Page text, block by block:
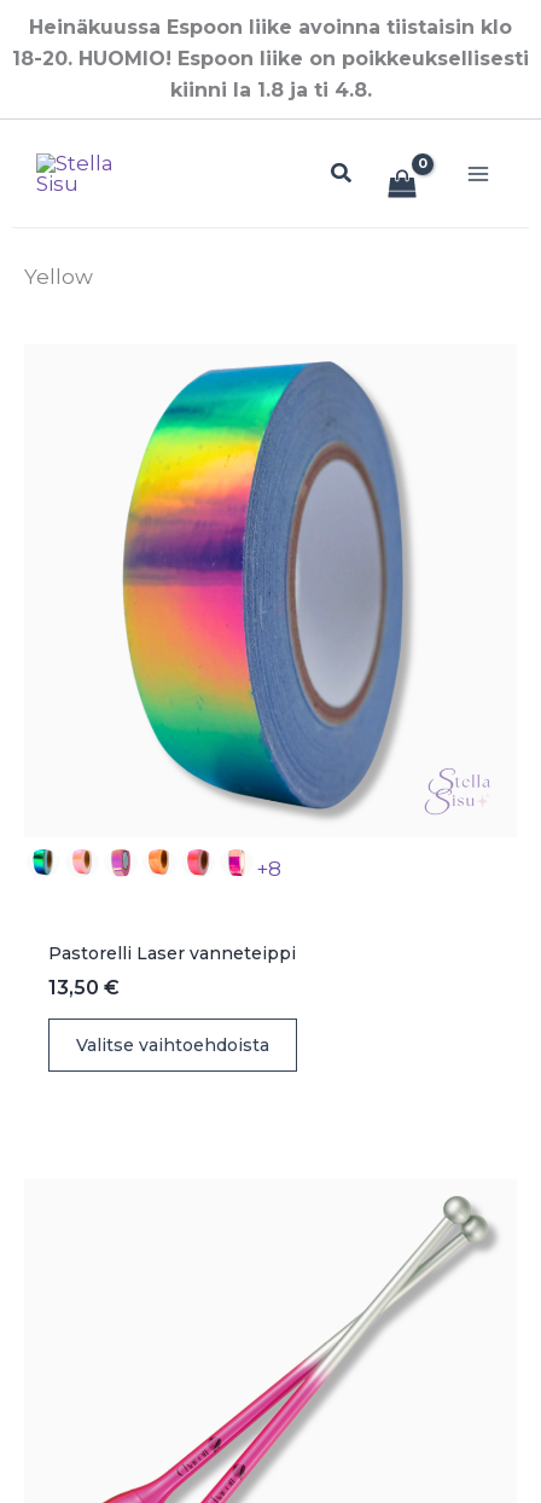
Siirry
sisältöön
Heinäkuussa Espoon liike avoinna tiistaisin klo
18-20. HUOMIO! Espoon liike on poikkeuksellisesti
kiinni la 1.8 ja ti 4.8.
Hae
Yellow
+8
Pastorelli Laser vanneteippi
13,50 €
Valitse vaihtoehdoista
Tällä
tuotteen
sivulla.